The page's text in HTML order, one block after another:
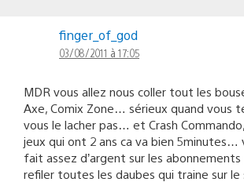
finger_of_god
03/08/2011 à 17:05
MDR vous allez nous coller tout les
Axe, Comix Zone… sérieux quand vous
vous le lacher pas… et Crash
jeux qui ont 2 ans ca va bien 5minutes…
fait assez d’argent sur les abonnements
refiler toutes les daubes qui traine sur le